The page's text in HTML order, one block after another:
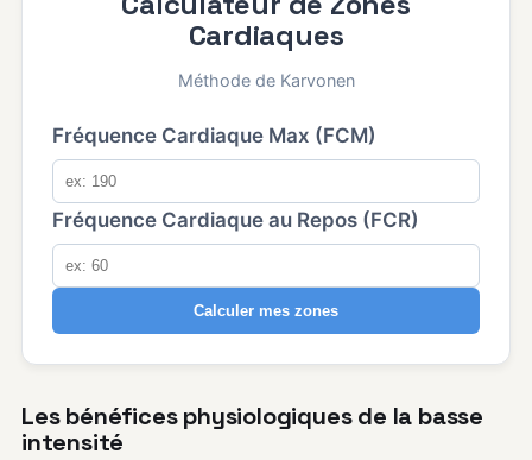
Cardiaques
Méthode de Karvonen
Fréquence Cardiaque Max (FCM)
Fréquence Cardiaque au Repos (FCR)
Calculer mes zones
Les bénéfices physiologiques de la basse
intensité